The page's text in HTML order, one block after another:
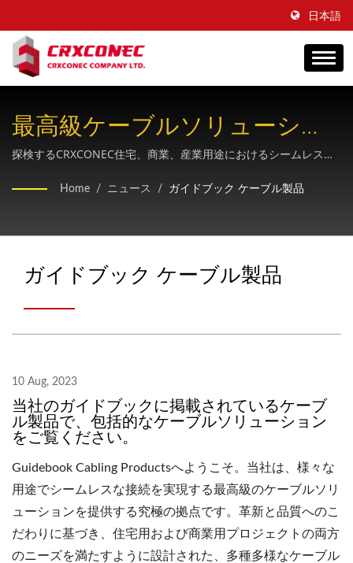
日本語
最高級ケーブルソリューショ
ンに関する究極ガイド
探検するCRXCONEC住宅、商業、産業用途におけるシームレスな
と、専門家によるサポートおよびカスタムソリューションを提供
Home / ニュース / ガイドブック ケーブル製品
ガイドブック ケーブル製品
10 Aug, 2023
当社のガイドブックに掲載されているケーブ
ル製品で、包括的なケーブルソリューション
をご覧ください。
Guidebook Cabling Productsへようこそ。当社は、様々な
用途でシームレスな接続を実現する最高級のケーブルソリ
ューションを提供する究極の拠点です。革新と品質へのこ
だわりに基づき、住宅用および商業用プロジェクトの両方
のニーズを満たすように設計された、多種多様なケーブル